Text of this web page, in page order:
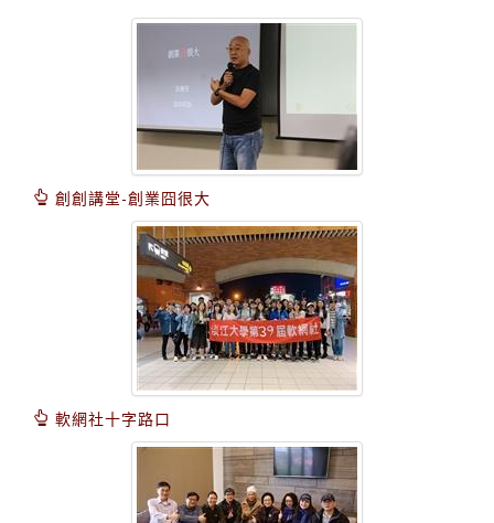
創創講堂-創業囧很大
軟網社十字路口